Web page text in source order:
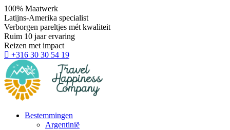
100% Maatwerk
Latijns-Amerika specialist
Verborgen pareltjes mét kwaliteit
Ruim 10 jaar ervaring
Reizen met impact
+316 30 30 54 19
Bestemmingen
Argentinië